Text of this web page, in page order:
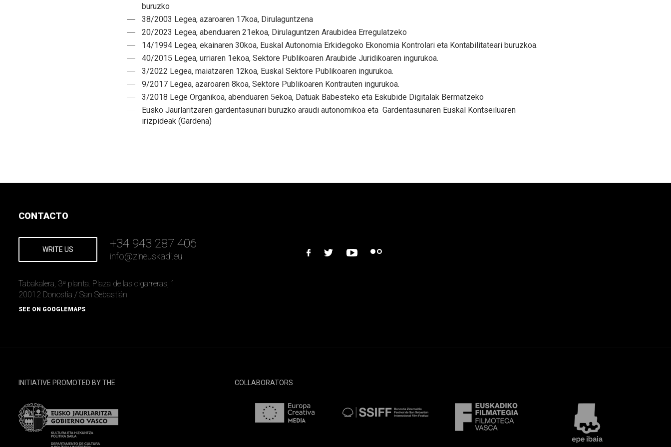
buruzko
38/2003 Legea, azaroaren 17koa, Dirulaguntzena
20/2023 Legea, abenduaren 21ekoa, Dirulaguntzen Araubidea Erregulatzeko
14/1994 Legea, ekainaren 30koa, Euskal Autonomia Erkidegoko Ekonomia Kontrolari eta Kontabilitateari buruzkoa.
40/2015 Legea, urriaren 1ekoa, Sektore Publikoaren Araubide Juridikoaren ingurukoa.
3/2022 Legea, maiatzaren 12koa, Euskal Sektore Publikoaren ingurukoa.
9/2017 Legea, azaroaren 8koa, Sektore Publikoaren Kontrauten ingurukoa.
3/2018 Lege Organikoa, abenduaren 5ekoa, Datuak Babesteko eta Eskubide Digitalak Bermatzeko
Eusko Jaurlaritzaren gardentasunari buruzko araudi autonomikoa eta Gardentasunaren Euskal Kontseiluaren
irizpideak (Gardena)
CONTACTO
WRITE US +34 943 287 406
info@zineuskadi.eu
Tabakalera, 3ª planta. Plaza de las cigarreras, 1.
20012 Donostia / San Sebastián
SEE ON GOOGLEMAPS
facebook
twitter youtubeflickr
INITIATIVE PROMOTED BY THE COLLABORATORS